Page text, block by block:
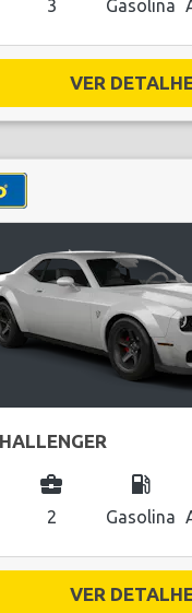
3 Gasolina
VER
business_center
2
local_gas_station
Gasolina
VER